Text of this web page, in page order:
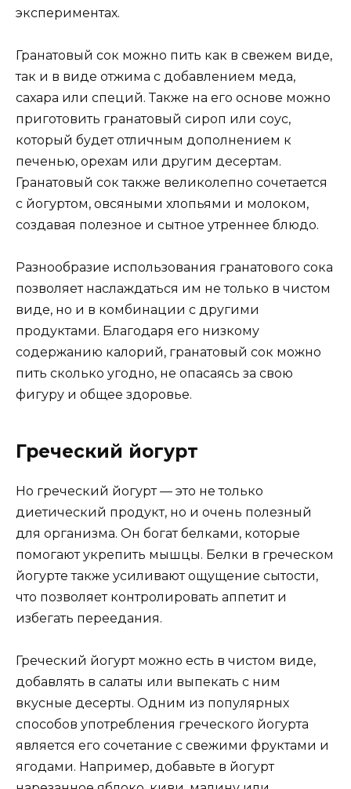
экспериментах.
Гранатовый сок можно пить как в свежем виде,
так и в виде отжима с добавлением меда,
сахара или специй. Также на его основе можно
приготовить гранатовый сироп или соус,
который будет отличным дополнением к
печенью, орехам или другим десертам.
Гранатовый сок также великолепно сочетается
с йогуртом, овсяными хлопьями и молоком,
создавая полезное и сытное утреннее блюдо.
Разнообразие использования гранатового сока
позволяет наслаждаться им не только в чистом
виде, но и в комбинации с другими
продуктами. Благодаря его низкому
содержанию калорий, гранатовый сок можно
пить сколько угодно, не опасаясь за свою
фигуру и общее здоровье.
Греческий йогурт
Но греческий йогурт — это не только
диетический продукт, но и очень полезный
для организма. Он богат белками, которые
помогают укрепить мышцы. Белки в греческом
йогурте также усиливают ощущение сытости,
что позволяет контролировать аппетит и
избегать переедания.
Греческий йогурт можно есть в чистом виде,
добавлять в салаты или выпекать с ним
вкусные десерты. Одним из популярных
способов употребления греческого йогурта
является его сочетание с свежими фруктами и
ягодами. Например, добавьте в йогурт